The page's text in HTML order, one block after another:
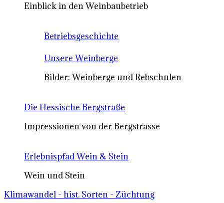
Einblick in den Weinbaubetrieb
Betriebsgeschichte
Unsere Weinberge
Bilder: Weinberge und Rebschulen
Die Hessische Bergstraße
Impressionen von der Bergstrasse
Erlebnispfad Wein & Stein
Wein und Stein
Klimawandel - hist. Sorten - Züchtung